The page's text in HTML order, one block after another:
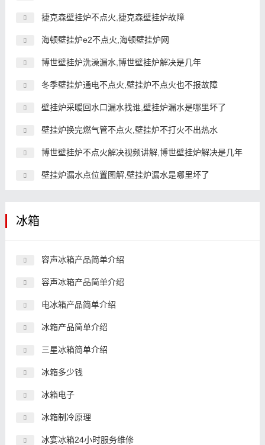
捷克森壁挂炉不点火,捷克森壁挂炉故障
海顿壁挂炉e2不点火,海顿壁挂炉网
博世壁挂炉洗澡漏水,博世壁挂炉解决是几年
冬季壁挂炉通电不点火,壁挂炉不点火也不报故障
壁挂炉采暖回水口漏水找谁,壁挂炉漏水是哪里坏了
壁挂炉换完燃气管不点火,壁挂炉不打火不出热水
博世壁挂炉不点火解决视频讲解,博世壁挂炉解决是几年
壁挂炉漏水点位置图解,壁挂炉漏水是哪里坏了
冰箱
容声冰箱产品简单介绍
容声冰箱产品简单介绍
电冰箱产品简单介绍
冰箱产品简单介绍
三星冰箱简单介绍
冰箱多少钱
冰箱电子
冰箱制冷原理
冰宴冰箱24小时服务维修